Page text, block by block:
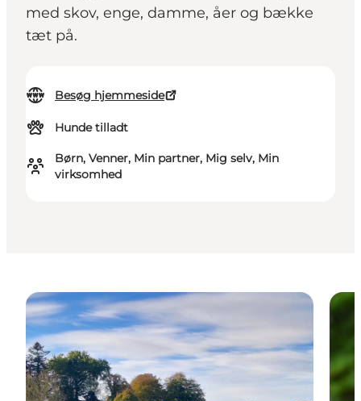
med skov, enge, damme, åer og bække
tæt på.
Besøg hjemmeside
Hunde tilladt
Børn, Venner, Min partner, Mig selv, Min
virksomhed